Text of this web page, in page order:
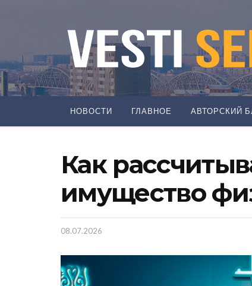
НОВОСТИ ГЛАВНОЕ АВТОРСКИЙ
Как
имущество
08.07.2026